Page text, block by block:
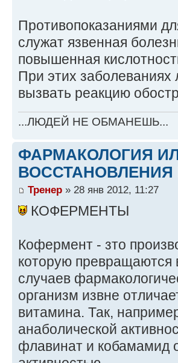
Противопоказаниями
служат язвенная
повышенная
При этих заболеваниях
вызвать реакцию
...ЛЮДЕЙ НЕ ОБМАНЕШЬ...
ФАРМАКОЛОГИЯ
Тренер » 28 янв 2012, 11:27
КОФЕРМЕНТЫ
Кофермент - зто
которую превращаются
случаев
организм извне
витамина. Так,
анаболической
флавинат и кобамамид